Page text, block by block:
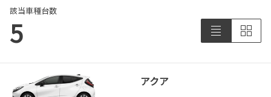
該当車種台数
5
アクア